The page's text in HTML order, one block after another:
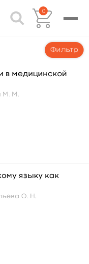
0
Фильтр
в медицинской
М. М.
языку как
О. Н.